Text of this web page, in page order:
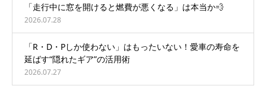
「走行中に窓を開けると燃費が悪くなる」は本当か💨
2026.07.28
「R・D・Pしか使わない」はもったいない！愛車の寿命を
延ばす“隠れたギア”の活用術
2026.07.27